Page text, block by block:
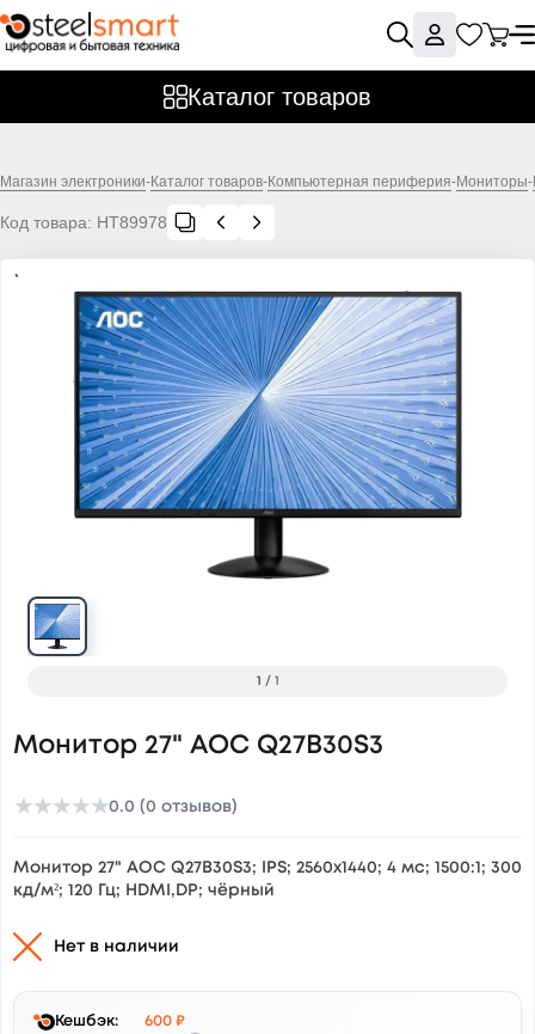
Каталог товаров
Магазин электроники-Каталог товаров-Компьютерная периферия-Мониторы-
Код товара: НТ89978
1 / 1
Монитор 27" AOC Q27B30S3
★★★★★0.0 (0 отзывов)
Монитор 27" AOC Q27B30S3; IPS; 2560x1440; 4 мс; 1500:1; 300
кд/м²; 120 Гц; HDMI,DP; чёрный
Нет в наличии
Кешбэк:
600 ₽